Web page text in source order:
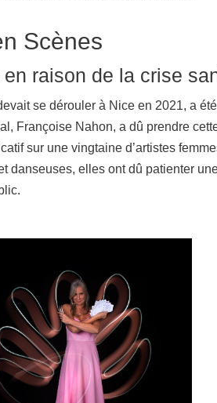
Scènes
raison de la crise
se dérouler à Nice en 2021, a
Françoise Nahon, a dû prendre
sur une vingtaine d’artistes
danseuses, elles ont dû patienter